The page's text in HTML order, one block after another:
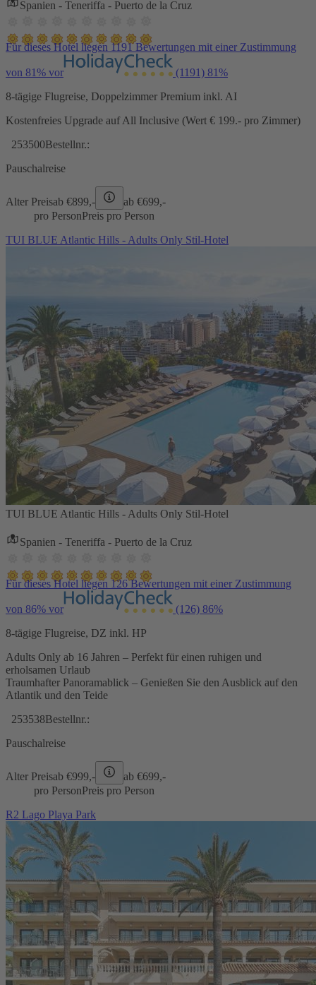
Spanien - Teneriffa - Puerto de la Cruz
Für dieses Hotel liegen 1191 Bewertungen mit einer Zustimmung
von 81% vor (1191) 81%
8-tägige Flugreise, Doppelzimmer Premium inkl. AI
Kostenfreies Upgrade auf All Inclusive (Wert € 199.- pro Zimmer)
253500Bestellnr.:
Pauschalreise
Alter Preisab €899,- ab €699,-
pro PersonPreis pro Person
TUI BLUE Atlantic Hills - Adults Only Stil-Hotel
TUI BLUE Atlantic Hills - Adults Only Stil-Hotel
Spanien - Teneriffa - Puerto de la Cruz
Für dieses Hotel liegen 126 Bewertungen mit einer Zustimmung
von 86% vor (126) 86%
8-tägige Flugreise, DZ inkl. HP
Adults Only ab 16 Jahren – Perfekt für einen ruhigen und
erholsamen Urlaub
Traumhafter Panoramablick – Genießen Sie den Ausblick auf den
Atlantik und den Teide
253538Bestellnr.:
Pauschalreise
Alter Preisab €999,- ab €699,-
pro PersonPreis pro Person
R2 Lago Playa Park